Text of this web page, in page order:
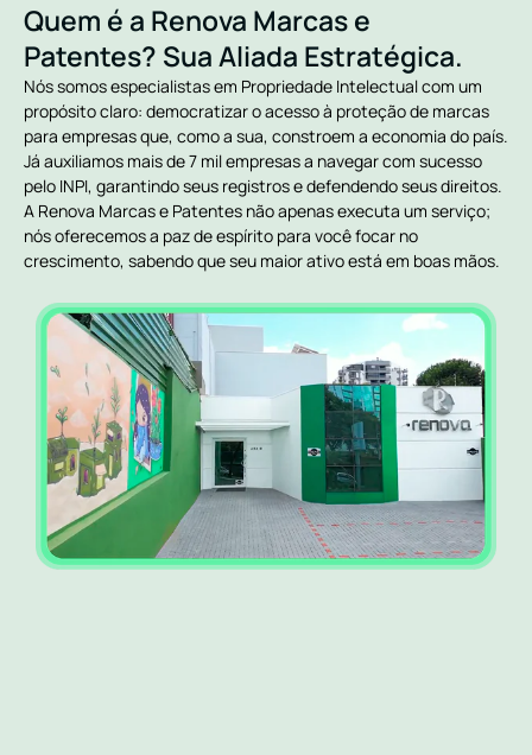
Quem é a Renova Marcas e
Patentes? Sua Aliada Estratégica.
Nós somos especialistas em Propriedade Intelectual com um
propósito claro: democratizar o acesso à proteção de marcas
para empresas que, como a sua, constroem a economia do país.
Já auxiliamos mais de 7 mil empresas a navegar com sucesso
pelo INPI, garantindo seus registros e defendendo seus direitos.
A Renova Marcas e Patentes não apenas executa um serviço;
nós oferecemos a paz de espírito para você focar no
crescimento, sabendo que seu maior ativo está em boas mãos.